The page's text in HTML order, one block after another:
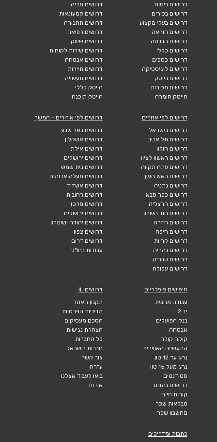
דרושים ביטוח
דרושים בכירים
דרושים בעלי מקצוע
דרושים הוראה
דרושים הנדסה
דרושים כללי
דרושים כספים
דרושים לוגיסטיקה
דרושים ביוטק
דרושים מכירות
הייטק חומרה
דרושים מדיה
דרושים קמעונאות
דרושים תחבורה
דרושים רפואה
דרושים שיווק
דרושים שירות לקוחות
דרושים אבטחה
דרושים תיירות
דרושים תעשייה
הייטק כללי
הייטק תוכנה
דרושים לפי אזורים
דרושים בישראל
דרושים תל אביב
דרושים חולון
דרושים ראשון לציון
דרושים פתח תקווה
דרושים ראש העין
דרושים נתניה
דרושים כפר סבא
דרושים הרצליה
דרושים הוד השרון
דרושים חדרה
דרושים חיפה
דרושים קריות
דרושים נהריה
דרושים טבריה
דרושים עפולה
דרושים לפי איזורים - המשך
דרושים באר שבע
דרושים אשקלון
דרושים אילת
דרושים ירושלים
דרושים בית שמש
דרושים מעלה אדומים
דרושים אשדוד
דרושים רחובות
דרושים מרכז
דרושים ירושלים
דרושים יהודה ושומרון
דרושים צפון
דרושים דרום
עבודות בחו"ל
חיפושים פופלריים
עבודה מהבית
יד 2
בנק הפועלים
אבטחה
קוקה קולה
התעשייה האווירית
נהג עד 12 טון
נהג מעל 15 טון
סטודנטים
דרושים נהגים
קורות חיים
טבלאות שכר
מחשבון שכר
דרושים IL
תקנון האתר
מדיניות הפרטיות
הסכם מעסיקים
הצהרת נגישות
כל החברות
חברות בישראל
צור קשר
עזרה
בואו לעבוד אצלנו
אודות
כתבות ומדריכים